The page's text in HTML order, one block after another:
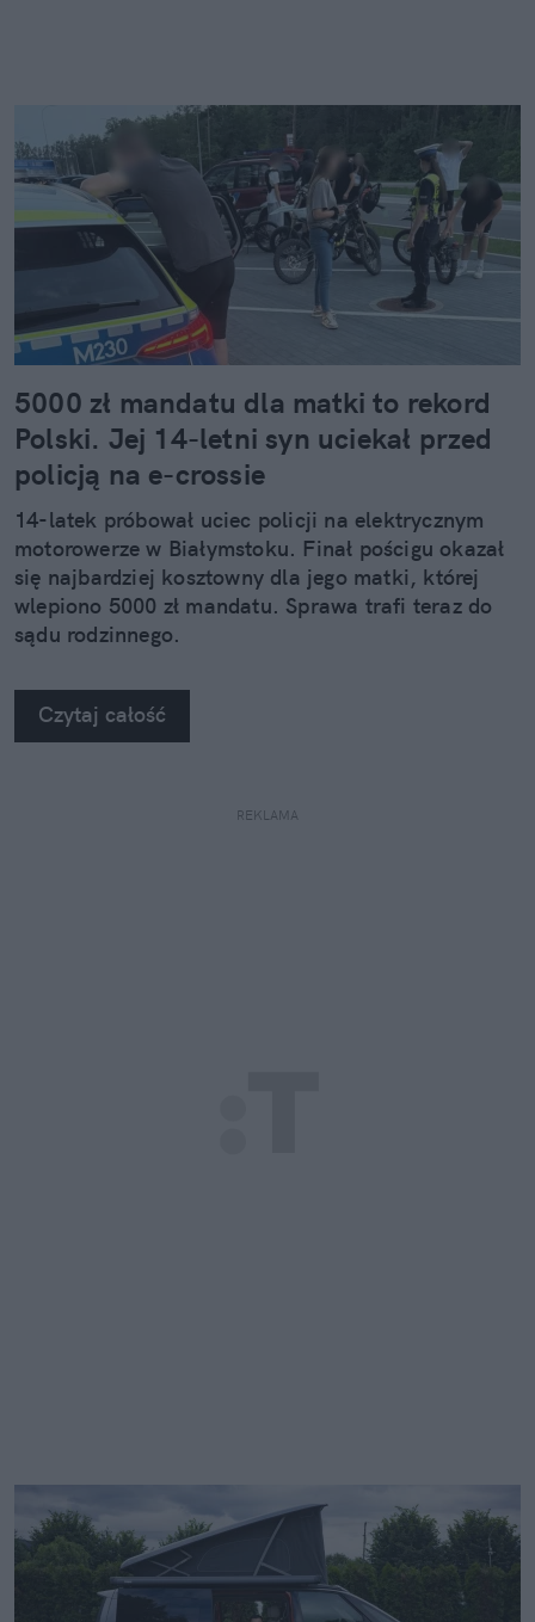
5000 zł mandatu dla matki to rekord
Polski. Jej 14-letni syn uciekał przed
policją na e-crossie
14-latek próbował uciec policji na elektrycznym
motorowerze w Białymstoku. Finał pościgu okazał
się najbardziej kosztowny dla jego matki, której
wlepiono 5000 zł mandatu. Sprawa trafi teraz do
sądu rodzinnego.
Czytaj całość
REKLAMA